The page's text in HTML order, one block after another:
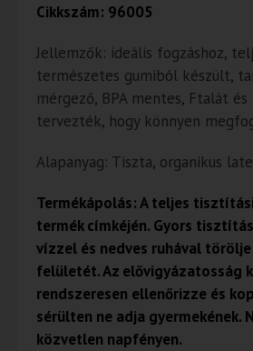
Cikkszám: 96005
Jellemzők: ideális fogzáshoz,
természetes gumiból készült,
mérgező, BPA mentes, Ftalát és
tervezték, hogy könnyen
Alapanyag: Tiszta, organikus
Termékápolás: A teljes
termék címkéjén. Gyors
vízzel és nedves ruhával
felületét. Az elővigyázatosság
rendszeresen ellenőrizze és
sérülten ne adja gyermekének.
közvetlen napfényen.